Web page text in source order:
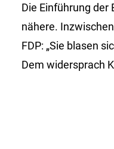
Die Einführung der
nähere.
FDP: „Sie blasen
Dem widersprach